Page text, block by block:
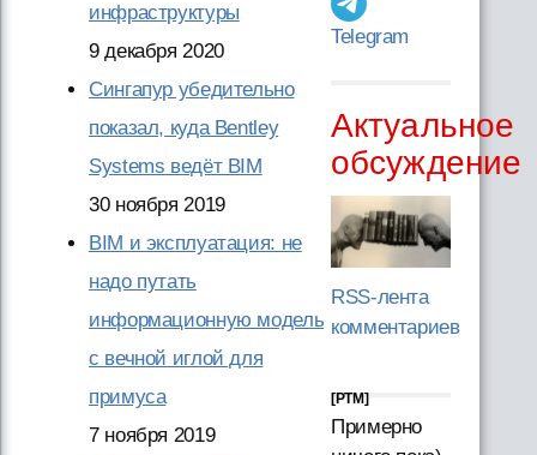
инфраструктуры
9 декабря 2020
Сингапур убедительно
показал, куда Bentley
Systems ведёт BIM
30 ноября 2019
BIM и эксплуатация: не
надо путать
информационную модель
с вечной иглой для
примуса
7 ноября 2019
Telegram
Актуальное
обсуждение
RSS-лента
комментариев
[PTM]
Примерно